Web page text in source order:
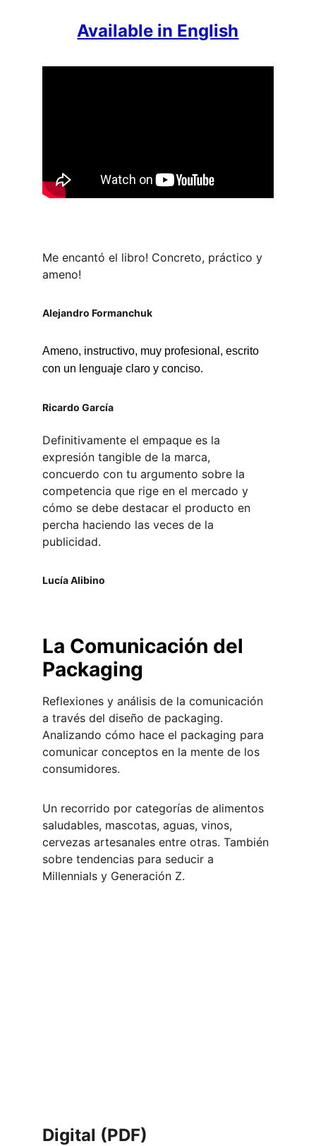
Me encantó el libro! Concreto, práctico y
ameno!
Alejandro Formanchuk
Ameno, instructivo, muy profesional, escrito
con un lenguaje claro y conciso.
Ricardo García
Definitivamente el empaque es la
expresión tangible de la marca,
concuerdo con tu argumento sobre la
competencia que rige en el mercado y
cómo se debe destacar el producto en
percha haciendo las veces de la
publicidad.
Lucía Alibino
Available in English
La Comunicación del
Packaging
Reflexiones y análisis de la comunicación
a través del diseño de packaging.
Analizando cómo hace el packaging para
comunicar conceptos en la mente de los
consumidores.
Un recorrido por categorías de alimentos
saludables, mascotas, aguas, vinos,
cervezas artesanales entre otras. También
sobre tendencias para seducir a
Millennials y Generación Z.
Digital (PDF)